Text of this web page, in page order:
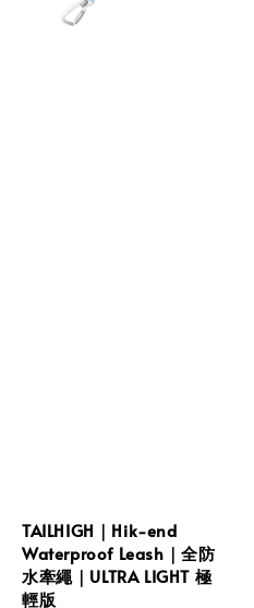
TAILHIGH｜Hik-end
Waterproof Leash｜全防
水牽繩｜ULTRA LIGHT 極
輕版